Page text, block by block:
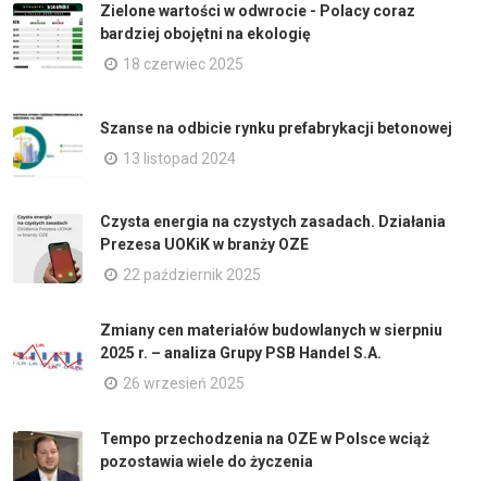
Zielone wartości w odwrocie - Polacy coraz
bardziej obojętni na ekologię
18 czerwiec 2025
Szanse na odbicie rynku prefabrykacji betonowej
13 listopad 2024
Czysta energia na czystych zasadach. Działania
Prezesa UOKiK w branży OZE
22 październik 2025
Zmiany cen materiałów budowlanych w sierpniu
2025 r. – analiza Grupy PSB Handel S.A.
26 wrzesień 2025
Tempo przechodzenia na OZE w Polsce wciąż
pozostawia wiele do życzenia